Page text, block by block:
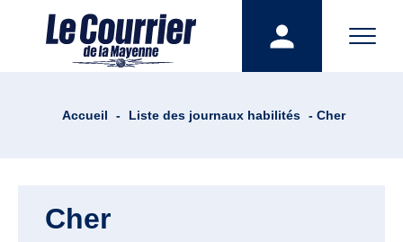
Accueil - Liste des journaux habilités - Cher
Cher